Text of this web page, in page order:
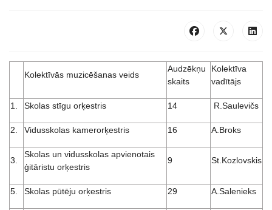
Kolektīvās muzicēšanas veids
Audzēkņu
skaits
Kolektīva
vadītājs
1. Skolas stīgu orķestris 14 R.Saulevičs
2. Vidusskolas kamerorķestris 16 A.Broks
3.
Skolas un vidusskolas apvienotais
ģitāristu orķestris
9 St.Kozlovskis
5. Skolas pūtēju orķestris 29 A.Salenieks